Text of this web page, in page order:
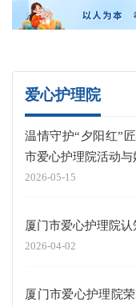
爱心护理院
温情守护“夕阳红”
市爱心护理院活动
2026-05-15
厦门市爱心护理院
2026-04-02
厦门市爱心护理院